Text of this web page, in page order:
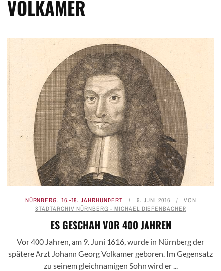
VOLKAMER
NÜRNBERG, 16.-18. JAHRHUNDERT 9. JUNI 2016
VON
STADTARCHIV NÜRNBERG - MICHAEL DIEFENBACHER
ES GESCHAH VOR 400 JAHREN
Vor 400 Jahren, am 9. Juni 1616, wurde in Nürnberg der
spätere Arzt Johann Georg Volkamer geboren. Im Gegensatz
zu seinem gleichnamigen Sohn wird er ...